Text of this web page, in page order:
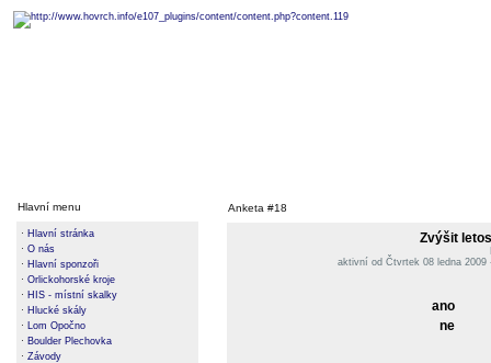
Hlavní menu
· Hlavní stránka
· O nás
· Hlavní sponzoři
· Orlickohorské kroje
· HIS - místní skalky
· Hlucké skály
· Lom Opočno
· Boulder Plechovka
· Závody
Anketa #18
Zvýšit
aktivní od Čtvrtek 08 ledna 2009
ano
ne